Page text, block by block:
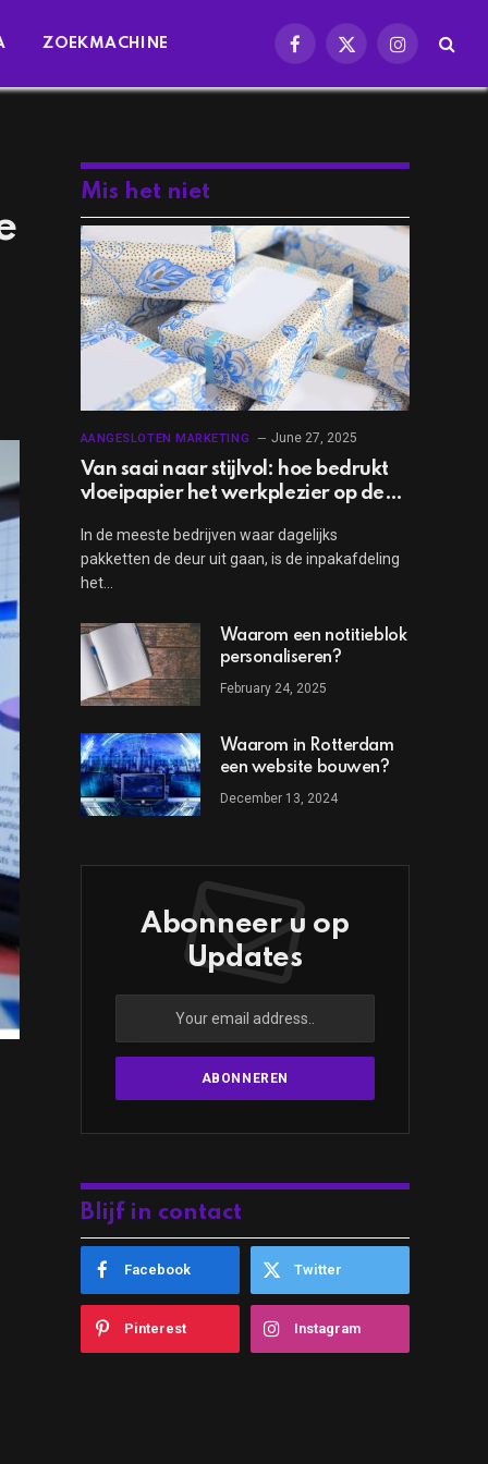
ZOEKMACHINE
Facebook
X
Instagram
Mis het niet
AANGESLOTEN MARKETING June 27, 2025
Van saai naar stijlvol: hoe bedrukt
vloeipapier het werkplezier op de
In de meeste bedrijven waar dagelijks
pakketten de deur uit gaan, is de inpakafdeling
het…
Waarom een notitieblok
personaliseren?
February 24, 2025
Waarom in Rotterdam
een website bouwen?
December 13, 2024
Abonneer u op
Updates
Blijf in contact
Facebook Twitter
Pinterest Instagram